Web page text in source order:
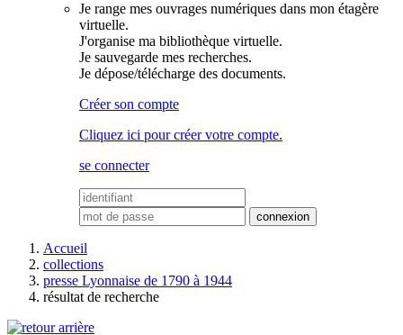
Je range mes ouvrages numériques dans mon étagère
virtuelle.
J'organise ma bibliothèque virtuelle.
Je sauvegarde mes recherches.
Je dépose/télécharge des documents.
Créer son compte
Cliquez ici pour créer votre compte.
se connecter
Accueil
collections
presse Lyonnaise de 1790 à 1944
résultat de recherche